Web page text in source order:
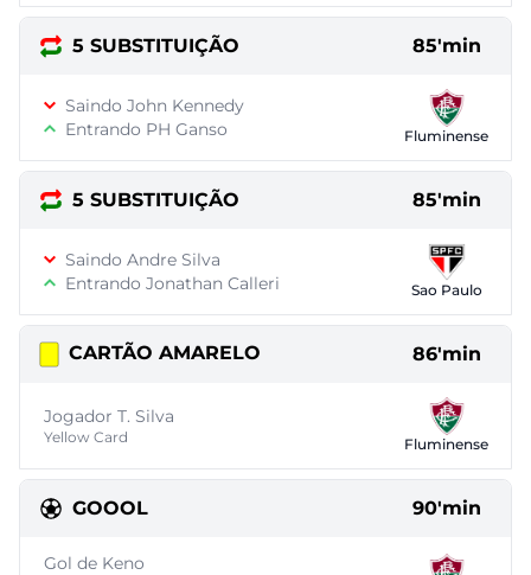
5 SUBSTITUIÇÃO 85'min
Saindo John Kennedy
Entrando PH Ganso
Fluminense
5 SUBSTITUIÇÃO 85'min
Saindo Andre Silva
Entrando Jonathan Calleri
Sao Paulo
CARTÃO AMARELO 86'min
Jogador T. Silva
Yellow Card Fluminense
GOOOL 90'min
Gol de Keno